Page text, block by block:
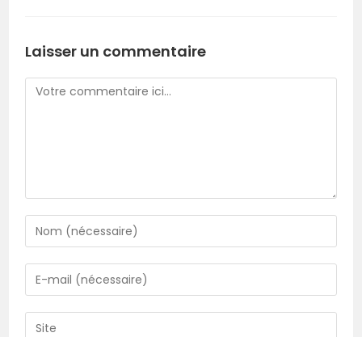
Laisser un commentaire